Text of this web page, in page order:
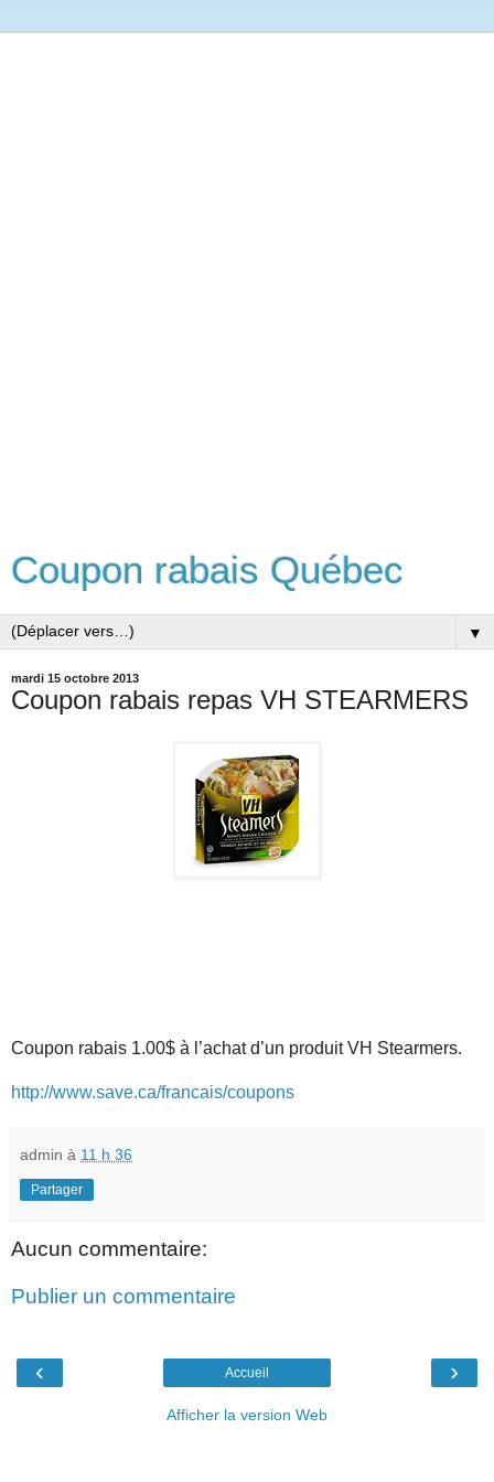
Coupon rabais Québec
▼
mardi 15 octobre 2013
Coupon rabais repas VH STEARMERS
Coupon rabais 1.00$ à l’achat d’un produit VH Stearmers.
http://www.save.ca/francais/coupons
admin à 11 h 36
Partager
Aucun commentaire:
Publier un commentaire
‹ ›
Accueil
Afficher la version Web